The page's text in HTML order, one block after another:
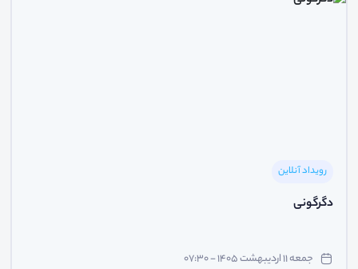
رویداد آنلاین
دگرگونی
جمعه ۱۱ اردیبهشت ۱۴۰۵ - ۰۷:۳۰